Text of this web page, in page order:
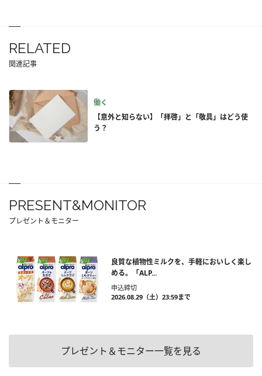
RELATED
関連記事
働く
【意外と知らない】「拝啓」と「敬具」はどう使
う？
PRESENT&MONITOR
プレゼント＆モニター
良質な植物性ミルクを、手軽においしく楽し
める。「ALP...
申込締切
2026.08.29（土）23:59まで
プレゼント＆モニター一覧を見る